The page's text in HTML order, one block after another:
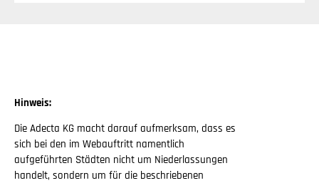
Hinweis:
Die Adecta KG macht darauf aufmerksam, dass es
sich bei den im Webauftritt namentlich
aufgeführten Städten nicht um Niederlassungen
handelt, sondern um für die beschriebenen